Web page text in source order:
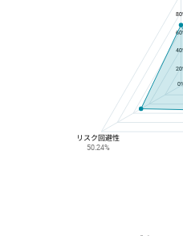
リスク回避性
50.24%